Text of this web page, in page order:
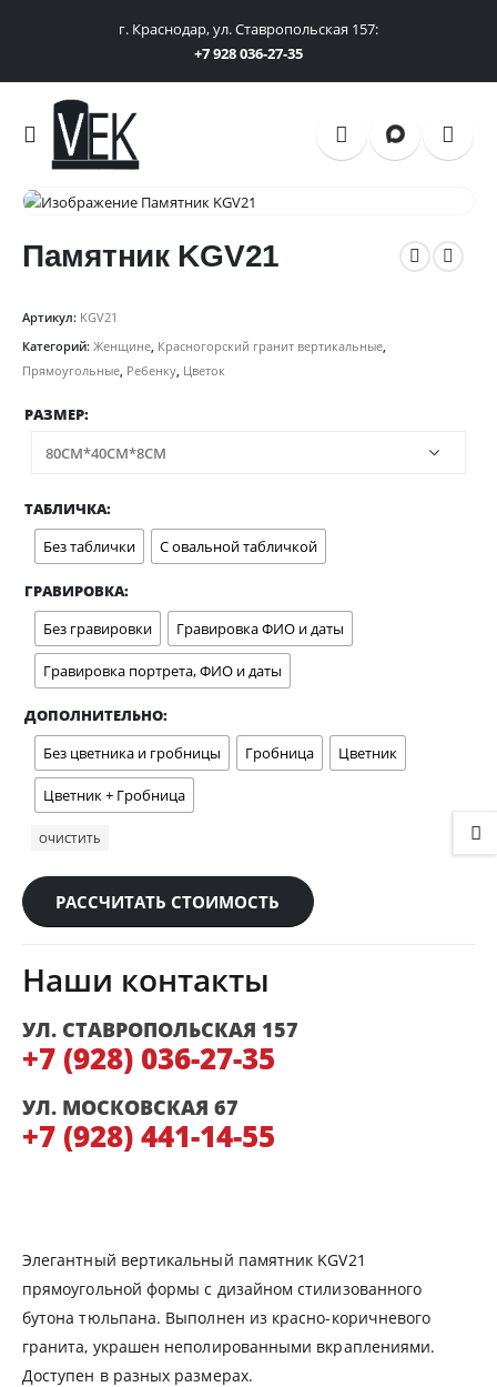
г. Краснодар, ул. Ставропольская 157:
+7 928 036-27-35
Памятник KGV21
Артикул: KGV21
Категорий: Женщине, Красногорский гранит вертикальные,
Прямоугольные, Ребенку, Цветок
РАЗМЕР
ТАБЛИЧКА
Без таблички
С овальной табличкой
ГРАВИРОВКА
Без гравировки
Гравировка ФИО и даты
Гравировка портрета, ФИО и даты
ДОПОЛНИТЕЛЬНО
Без цветника и гробницы
Гробница Цветник
Цветник + Гробница
ОЧИСТИТЬ
РАССЧИТАТЬ СТОИМОСТЬ
Наши контакты
УЛ. СТАВРОПОЛЬСКАЯ 157
+7 (928) 036-27-35
УЛ. МОСКОВСКАЯ 67
+7 (928) 441-14-55
Элегантный вертикальный памятник KGV21
прямоугольной формы с дизайном стилизованного
бутона тюльпана. Выполнен из красно-коричневого
гранита, украшен неполированными вкраплениями.
Доступен в разных размерах.